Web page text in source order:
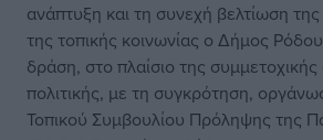
ανάπτυξη και τη συνεχή βελτίωση
της τοπικής κοινωνίας ο Δήμος
δράση, στο πλαίσιο της συμμετοχικής
πολιτικής, με τη συγκρότηση,
Τοπικού Συμβουλίου Πρόληψης της